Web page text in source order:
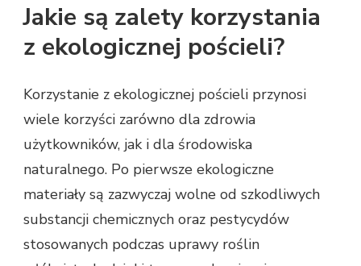
Jakie są zalety korzystania
z ekologicznej pościeli?
Korzystanie z ekologicznej pościeli przynosi
wiele korzyści zarówno dla zdrowia
użytkowników, jak i dla środowiska
naturalnego. Po pierwsze ekologiczne
materiały są zazwyczaj wolne od szkodliwych
substancji chemicznych oraz pestycydów
stosowanych podczas uprawy roślin